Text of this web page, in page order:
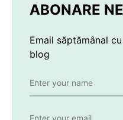
ABONARE
Email săptămânal
blog